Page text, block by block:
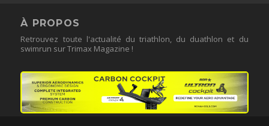
À PROPOS
Retrouvez toute l'actualité du triathlon, du duathlon et du
swimrun sur Trimax Magazine !